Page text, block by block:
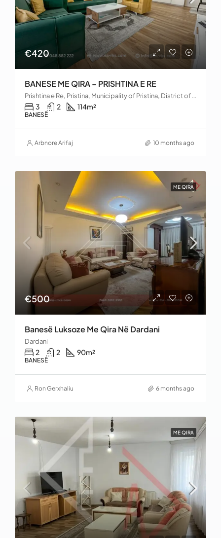
€420
BANESE ME QIRA – PRISHTINA E RE
Prishtina e Re, Pristina, Municipality of Pristina, District of Prishtina, 10000, Kosovo
3 2 114m²
BANESË
Arbnore Arifaj 10 months ago
ME QIRA
€500
Banesë Luksoze Me Qira Në Dardani
Dardani
2 2 90m²
BANESË
Ron Gerxhaliu 6 months ago
ME QIRA